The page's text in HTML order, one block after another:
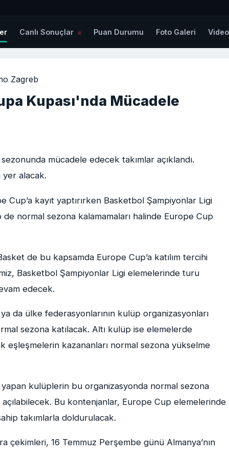
Canlı Sonuçlar Puan Durumu Foto Galeri Video
Zagreb
Kupası'nda Mücadele
mücadele edecek takımlar açıklandı.
yer alacak.
kayıt yaptırırken Basketbol Şampiyonlar Ligi
normal sezona kalamamaları halinde Europe Cup
de bu kapsamda Europe Cup’a katılım tercihi
Basketbol Şampiyonlar Ligi elemelerinde turu
edecek.
da ülke federasyonlarının kulüp organizasyonları
sezona katılacak. Altı kulüp ise elemelerde
eşleşmelerin kazananları normal sezona yükselme
kulüplerin bu organizasyonda normal sezona
Bu kontenjanlar, Europe Cup elemelerinde
takımlarla doldurulacak.
çekimleri, 16 Temmuz Perşembe günü Almanya’nın